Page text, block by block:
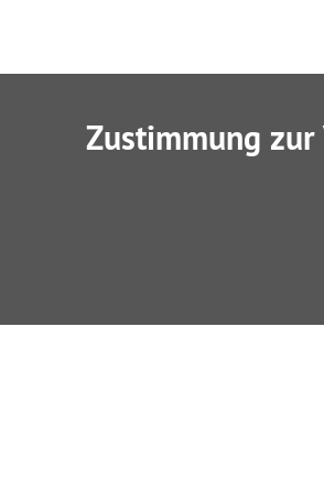
Zustimmung zur